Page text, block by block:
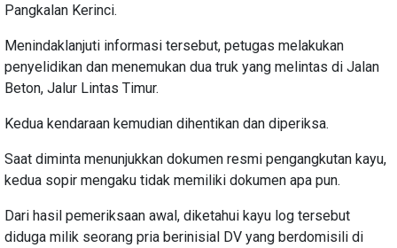
Pangkalan Kerinci.
Menindaklanjuti informasi tersebut, petugas melakukan
penyelidikan dan menemukan dua truk yang melintas di Jalan
Beton, Jalur Lintas Timur.
Kedua kendaraan kemudian dihentikan dan diperiksa.
Saat diminta menunjukkan dokumen resmi pengangkutan kayu,
kedua sopir mengaku tidak memiliki dokumen apa pun.
Dari hasil pemeriksaan awal, diketahui kayu log tersebut
diduga milik seorang pria berinisial DV yang berdomisili di